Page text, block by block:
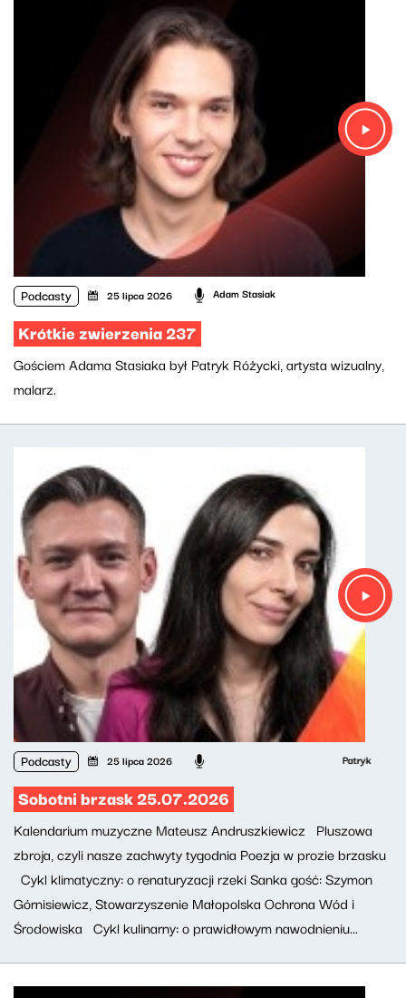
Podcasty 25 lipca 2026 Adam Stasiak
Krótkie zwierzenia 237
Gościem Adama Stasiaka był Patryk Różycki, artysta wizualny,
malarz.
Podcasty 25 lipca 2026 Patryk Rabiega,
Sobotni brzask 25.07.2026
Kalendarium muzyczne Mateusz Andruszkiewicz Pluszowa
zbroja, czyli nasze zachwyty tygodnia Poezja w prozie brzasku
Cykl klimatyczny: o renaturyzacji rzeki Sanka gość: Szymon
Górnisiewicz, Stowarzyszenie Małopolska Ochrona Wód i
Środowiska Cykl kulinarny: o prawidłowym nawodnieniu...